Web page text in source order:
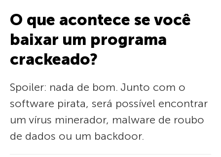
O que acontece se você
baixar um programa
crackeado?
Spoiler: nada de bom. Junto com o
software pirata, será possível encontrar
um vírus minerador, malware de roubo
de dados ou um backdoor.